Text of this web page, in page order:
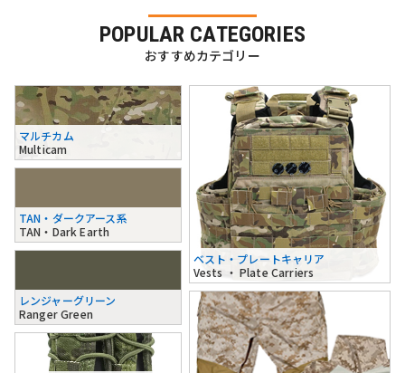
POPULAR CATEGORIES
おすすめカテゴリー
マルチカム
Multicam
TAN・ダークアース系
TAN・Dark Earth
レンジャーグリーン
Ranger Green
ベスト・プレートキャリア
Vests ・ Plate Carriers